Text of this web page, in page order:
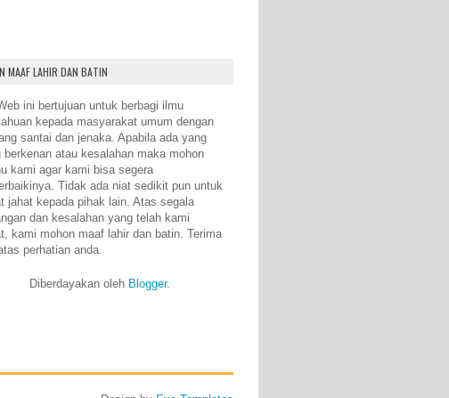
MAAF LAHIR DAN BATIN
ini bertujuan untuk berbagi ilmu
kepada masyarakat umum dengan
santai dan jenaka. Apabila ada yang
berkenan atau kesalahan maka mohon
kami agar kami bisa segera
Tidak ada niat sedikit pun untuk
jahat kepada pihak lain. Atas segala
dan kesalahan yang telah kami
kami mohon maaf lahir dan batin. Terima
perhatian anda.
Diberdayakan oleh Blogger.